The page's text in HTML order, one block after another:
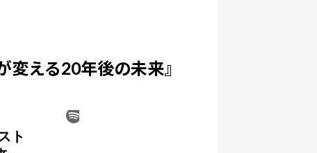
える20年後の未来』